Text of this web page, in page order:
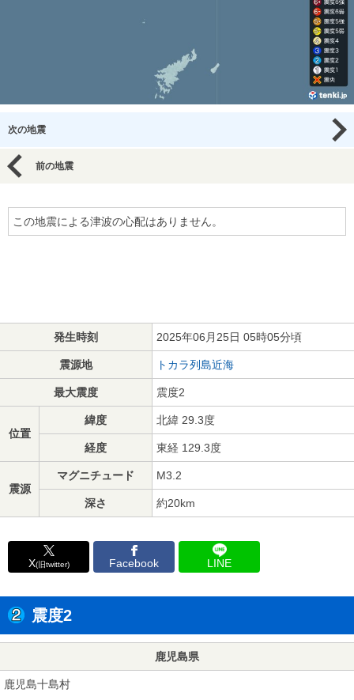
次の地震
前の地震
この地震による津波の心配はありません。
発生時刻 2025年06月25日 05時05分頃
震源地 トカラ列島近海
最大震度 震度2
位置
緯度 北緯 29.3度
経度 東経 129.3度
震源
マグニチュード M3.2
深さ 約20km
X(旧twitter) Facebook LINE
震度2
鹿児島県
鹿児島十島村